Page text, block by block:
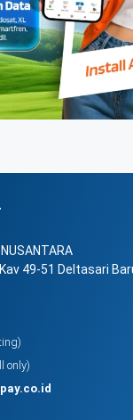
49-51 Deltasari
only)